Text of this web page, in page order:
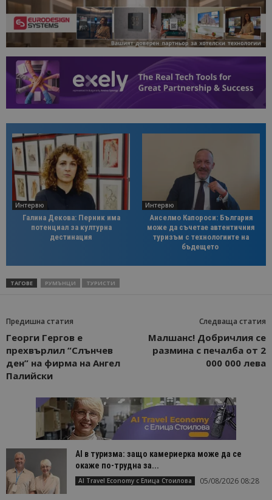
Интервю
Галина Декова: Перник има
потенциал за културна
дестинация
Интервю
Анселмо Капороси: България
може да съчетае автентичния
туризъм с технологиите на
бъдещето
ТАГОВЕ РУМЪНЦИ ТУРИСТИ
Предишна статия
Георги Гергов е
прехвърлил “Слънчев
ден” на фирма на Ангел
Палийски
Следваща статия
Малшанс! Добричлия се
размина с печалба от 2
000 000 лева
AI в туризма: защо камериерка може да се
окаже по-трудна за...
AI Travel Economy с Елица Стоилова 05/08/2026 08:28